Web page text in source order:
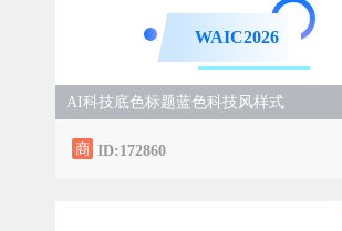
WAIC2026
AI科技底色标题蓝色科技风样式
ID:172860